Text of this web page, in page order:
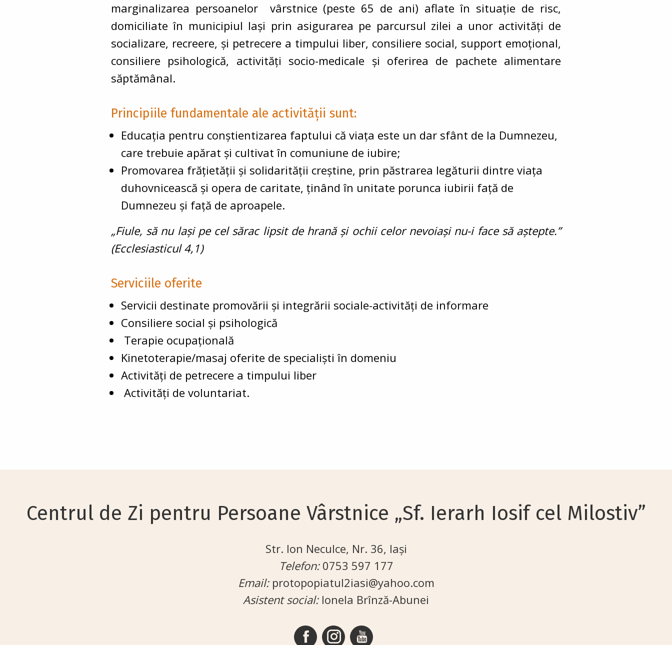
marginalizarea persoanelor vârstnice (peste 65 de ani) aflate în situație de risc,
domiciliate în municipiul Iași prin asigurarea pe parcursul zilei a unor activități de
socializare, recreere, și petrecere a timpului liber, consiliere social, support emoțional,
consiliere psihologică, activități socio-medicale și oferirea de pachete alimentare
săptămânal.
Principiile fundamentale ale activităţii sunt:
Educaţia pentru conştientizarea faptului că viaţa este un dar sfânt de la Dumnezeu,
care trebuie apărat şi cultivat în comuniune de iubire;
Promovarea frăţietăţii şi solidarităţii creştine, prin păstrarea legăturii dintre viaţa
duhovnicească şi opera de caritate, ţinând în unitate porunca iubirii faţă de
Dumnezeu şi faţă de aproapele.
„Fiule, să nu laşi pe cel sărac lipsit de hrană şi ochii celor nevoiaşi nu-i face să aştepte.”
(Ecclesiasticul 4,1)
Serviciile oferite
Servicii destinate promovării și integrării sociale-activități de informare
Consiliere social și psihologică
Terapie ocupațională
Kinetoterapie/masaj oferite de specialiști în domeniu
Activități de petrecere a timpului liber
Activități de voluntariat.
Centrul de Zi pentru Persoane Vârstnice „Sf. Ierarh Iosif cel Milostiv”
Str. Ion Neculce, Nr. 36, Iași
Telefon:0753 597 177
Email: protopopiatul2iasi@yahoo.com
Asistent social:Ionela Brînză-Abunei